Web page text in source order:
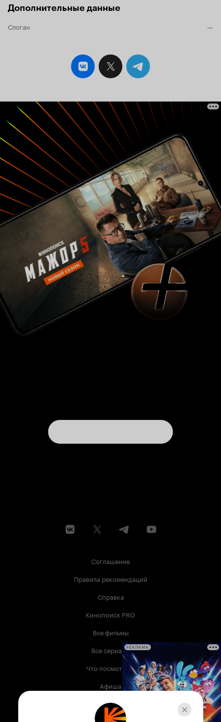
Дополнительные данные
Слоган —
Соглашение
Правила рекомендаций
Справка
Кинопоиск PRO
Все фильмы
Все сериалы
Что посмотреть
Афиша
Музыка
РЕКЛАМА